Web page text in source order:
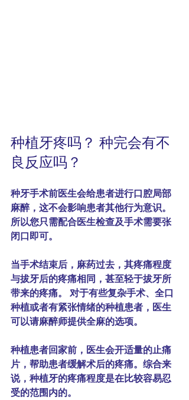
种植牙疼吗？ 种完会有不
良反应吗？
种牙手术前医生会给患者进行口腔局部
麻醉，这不会影响患者其他行为意识。
所以您只需配合医生检查及手术需要张
闭口即可。
当手术结束后，麻药过去，其疼痛程度
与拔牙后的疼痛相同，甚至轻于拔牙所
带来的疼痛。 对于有些复杂手术、全口
种植或者有紧张情绪的种植患者，医生
可以请麻醉师提供全麻的选项。
种植患者回家前，医生会开适量的止痛
片，帮助患者缓解术后的疼痛。综合来
说，种植牙的疼痛程度是在比较容易忍
受的范围内的。